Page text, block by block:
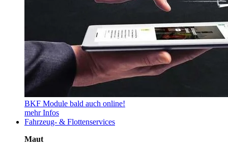
BKF Module bald auch online!
mehr Infos
Fahrzeug- & Flottenservices
Maut